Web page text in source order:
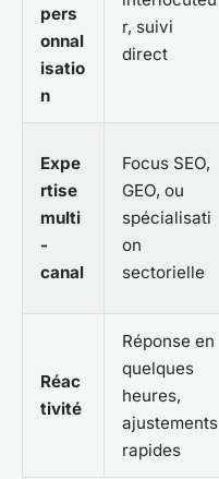
pers
onnal
isatio
n
r, suivi
direct
Expe
rtise
multi
-
canal
Focus SEO,
GEO, ou
spécialisati
on
sectorielle
Réac
tivité
Réponse en
quelques
heures,
ajustements
rapides